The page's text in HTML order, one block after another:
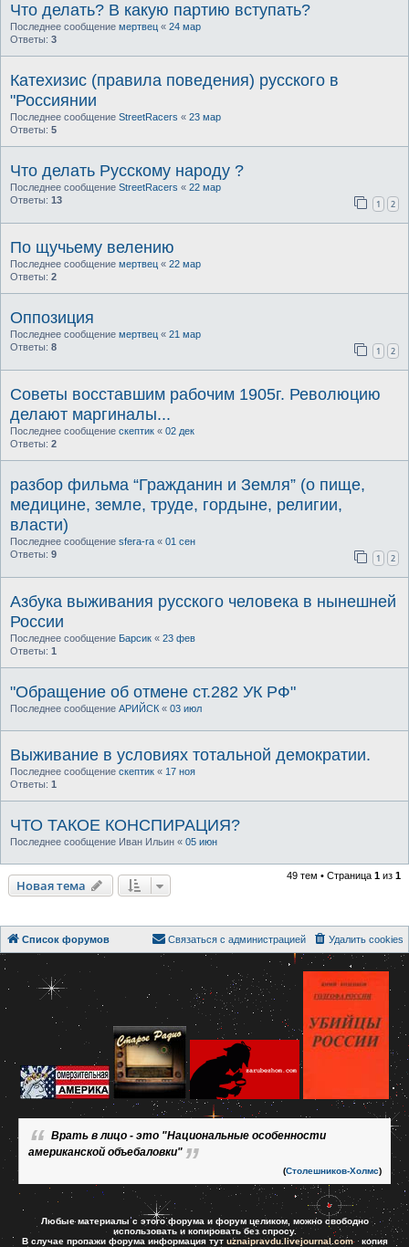
Что делать? В какую партию вступать?
Последнее сообщение мертвец « 24 мар
Ответы: 3
Катехизис (правила поведения) русского в
"Россиянии
Последнее сообщение StreetRacers « 23 мар
Ответы: 5
Что делать Русскому народу ?
Последнее сообщение StreetRacers « 22 мар
Ответы: 13 1 2
По щучьему велению
Последнее сообщение мертвец « 22 мар
Ответы: 2
Оппозиция
Последнее сообщение мертвец « 21 мар
Ответы: 8 1 2
Советы восставшим рабочим 1905г. Революцию
делают маргиналы...
Последнее сообщение скептик « 02 дек
Ответы: 2
разбор фильма “Гражданин и Земля” (о пище,
медицине, земле, труде, гордыне, религии,
власти)
Последнее сообщение sfera-ra « 01 сен
Ответы: 9 1 2
Азбука выживания русского человека в нынешней
России
Последнее сообщение Барсик « 23 фев
Ответы: 1
"Обращение об отмене ст.282 УК РФ"
Последнее сообщение АРИЙСК « 03 июл
Выживание в условиях тотальной демократии.
Последнее сообщение скептик « 17 ноя
Ответы: 1
ЧТО ТАКОЕ КОНСПИРАЦИЯ?
Последнее сообщение Иван Ильин « 05 июн
Новая тема
49 тем • Страница 1 из 1
Список форумов Удалить cookies
Связаться с администрацией
Врать в лицо - это "Национальные особенности
американской объебаловки"
(Столешников-Холмс)
Любые материалы с этого форума и форум целиком, можно свободно
использовать и копировать без спросу.
В случае пропажи форума информация тут uznaipravdu.livejournal.comкопия